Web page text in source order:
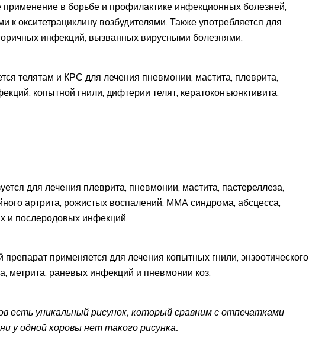
применение в борьбе и профилактике инфекционных болезней,
к окситетрациклину возбудителями. Также употребляется для
инфекций, вызванных вирусными болезнями.
телятам и КРС для лечения пневмонии, мастита, плеврита,
копытной гнили, дифтерии телят, кератоконъюнктивита,
для лечения плеврита, пневмонии, мастита, пастереллеза,
артрита, рожистых воспалений, ММА синдрома, абсцесса,
и послеродовых инфекций.
применяется для лечения копытных гнили, энзоотического
метрита, раневых инфекций и пневмонии коз.
есть уникальный рисунок, который сравним с отпечатками
у одной коровы нет такого рисунка.